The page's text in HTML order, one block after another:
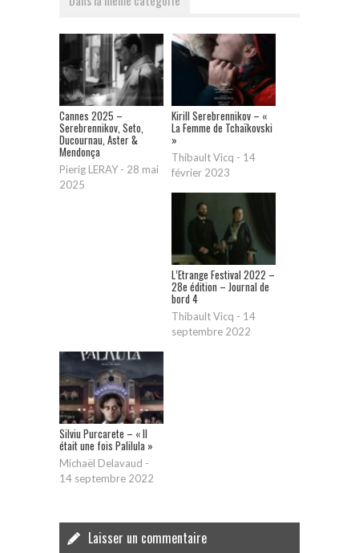
Cannes 2025 –
Serebrennikov, Seto,
Ducournau, Aster &
Mendonça
Pierig LERAY - 28 mai
2025
Kirill Serebrennikov – «
La Femme de Tchaïkovski
»
Thibault Vicq - 14
février 2023
L’Etrange Festival 2022 –
28e édition – Journal de
bord 4
Thibault Vicq - 14
septembre 2022
Silviu Purcarete – « Il
était une fois Palilula »
Michaël Delavaud -
14 septembre 2022
Laisser un commentaire